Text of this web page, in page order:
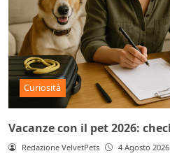
Curiosità
Vacanze con il pet 2026:
Redazione VelvetPets 4 Agosto 2026